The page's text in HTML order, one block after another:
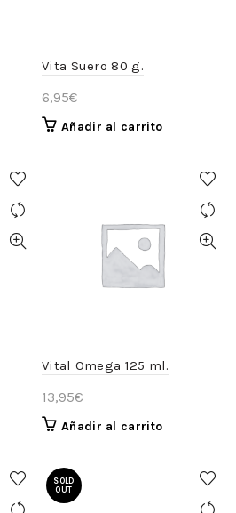
Vita Suero 80 g.
6,95€
Añadir al carrito
Vital Omega 125 ml.
13,95€
Añadir al carrito
SOLD
OUT